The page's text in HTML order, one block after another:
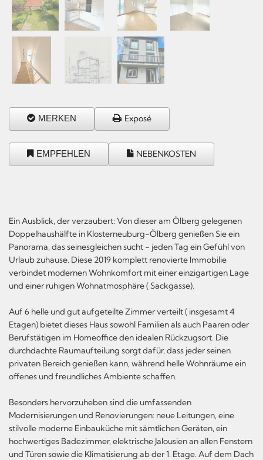
MERKEN Exposé
EMPFEHLEN NEBENKOSTEN
Ein Ausblick, der verzaubert: Von dieser am Ölberg gelegenen
Doppelhaushälfte in Klosterneuburg-Ölberg genießen Sie ein
Panorama, das seinesgleichen sucht - jeden Tag ein Gefühl von
Urlaub zuhause. Diese 2019 komplett renovierte Immobilie
verbindet modernen Wohnkomfort mit einer einzigartigen Lage
und einer ruhigen Wohnatmosphäre ( Sackgasse).
Auf 6 helle und gut aufgeteilte Zimmer verteilt ( insgesamt 4
Etagen) bietet dieses Haus sowohl Familien als auch Paaren oder
Berufstätigen im Homeoffice den idealen Rückzugsort. Die
durchdachte Raumaufteilung sorgt dafür, dass jeder seinen
privaten Bereich genießen kann, während helle Wohnräume ein
offenes und freundliches Ambiente schaffen.
Besonders hervorzuheben sind die umfassenden
Modernisierungen und Renovierungen: neue Leitungen, eine
stilvolle moderne Einbauküche mit sämtlichen Geräten, ein
hochwertiges Badezimmer, elektrische Jalousien an allen Fenstern
und Türen sowie die Klimatisierung ab der 1. Etage. Auf dem Dach